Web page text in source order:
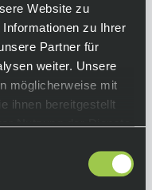
Website zu
zu Ihrer
Partner für
weiter. Unsere
möglicherweise mit
ihnen bereitgestellt
Nutzung der Dienste
Stretch-Mesh-